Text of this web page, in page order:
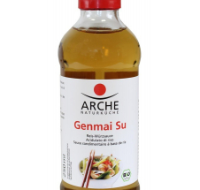
Zahar si indulcitori
Batoane
Dulciuri bio
Guma de mestecat bio
Snacksuri
Seminte, fructe uscate, samburi
Mixuri, condimente si mirodenii